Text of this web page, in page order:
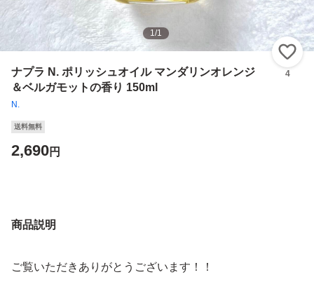
1/1
ナプラ N. ポリッシュオイル マンダリンオレンジ
＆ベルガモットの香り 150ml
N.
4
送料無料
2,690円
商品説明
ご覧いただきありがとうございます！！